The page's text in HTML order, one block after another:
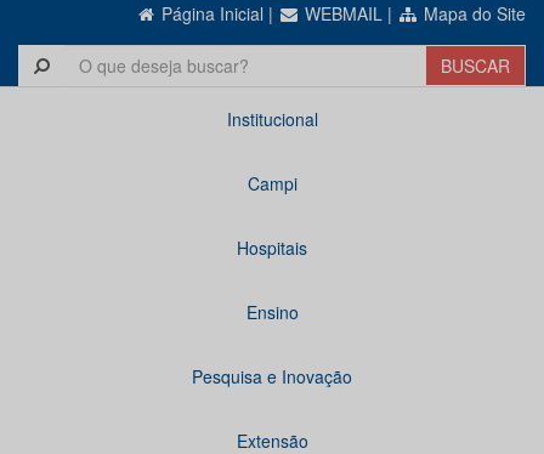
Página Inicial | WEBMAIL | Mapa do Site
Institucional
Campi
Hospitais
Ensino
Pesquisa e Inovação
Extensão